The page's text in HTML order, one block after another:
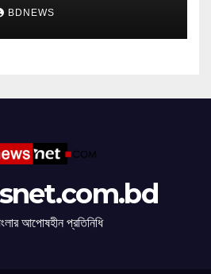
BDNEWS
আপোষহীন প্রতিনিধি